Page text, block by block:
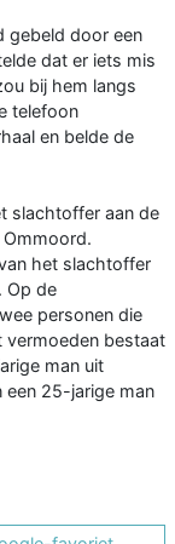
gebeld door een
dat er iets mis
bij hem langs
telefoon
en belde de
slachtoffer aan de
het slachtoffer
Op de
personen die
vermoeden bestaat
man uit
een 25-jarige man